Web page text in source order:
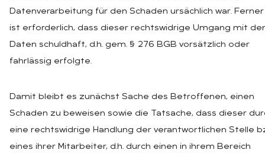
Datenverarbeitung für den Schaden ursächlich war. Ferner
ist erforderlich, dass dieser rechtswidrige Umgang mit
Daten schuldhaft, d.h. gem. § 276 BGB vorsätzlich oder
fahrlässig erfolgte.
Damit bleibt es zunächst Sache des Betroffenen, einen
Schaden zu beweisen sowie die Tatsache, dass dieser
eine rechtswidrige Handlung der verantwortlichen Stelle
eines ihrer Mitarbeiter, d.h. durch einen in ihrem Bereich